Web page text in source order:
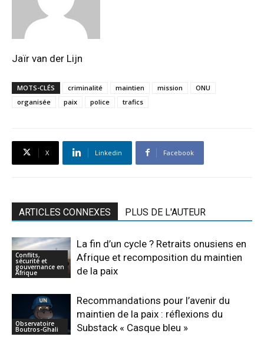
Jaïr van der Lijn
MOTS-CLÉS criminalité maintien mission
ONU
organisée
paix police trafics
X Linkedin Facebook
ARTICLES CONNEXES PLUS DE L'AUTEUR
Conflits,
sécurité et
gouvernance en
Afrique
La fin d’un cycle ? Retraits onusiens en
Afrique et recomposition du maintien
de la paix
Observatoire
Boutros-Ghali
Recommandations pour l’avenir du
maintien de la paix : réflexions du
Substack « Casque bleu »